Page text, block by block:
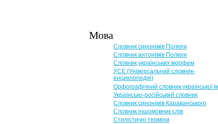
Мова
Словник синонімів Полюги
Словник антонімів Полюги
Словник українських морфем
УСЕ (Універсальний словник-
енциклопедія)
Орфографічний словник української
Українсько-російський словник
Словник синонімів Караванського
Словник іншомовник слів
Стилістичні терміни